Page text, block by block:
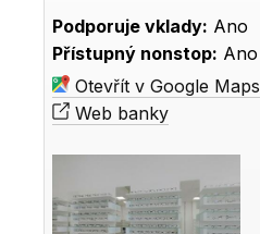
Podporuje vklady: Ano
Přístupný nonstop: Ano
Otevřít v Google Maps
Web banky